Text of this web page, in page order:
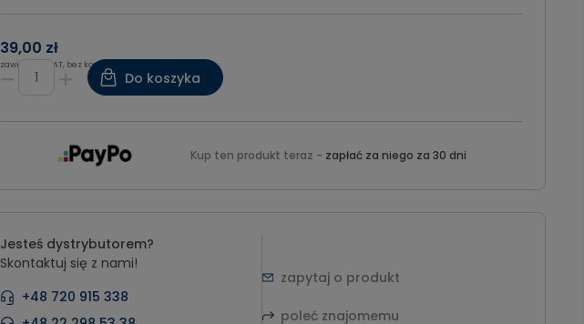
39,00 zł
zawiera 8% VAT, bez kosztów dostawy
Do koszyka
Kup ten produkt teraz - zapłać za niego za 30 dni
Jesteś dystrybutorem?
Skontaktuj się z nami!
+48 720 915 338
zapytaj o produkt
poleć znajomemu